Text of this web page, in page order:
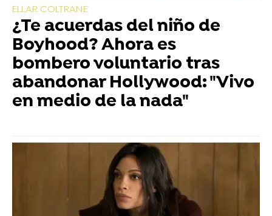
ELLAR COLTRANE
¿Te acuerdas del niño de
Boyhood? Ahora es
bombero voluntario tras
abandonar Hollywood: "Vivo
en medio de la nada"